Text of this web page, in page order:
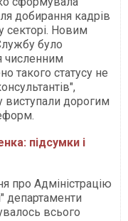
добирання кадрів
секторі. Новим
було
численним
такого статусу не
виступали дорогим
підсумки і
про Адміністрацію
департаменти
всього